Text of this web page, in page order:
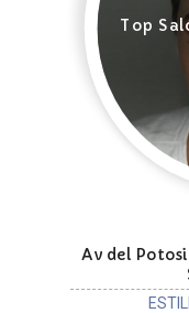
Top
Av del Potosi